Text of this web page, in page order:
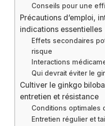
Conseils pour une
Précautions d’emploi,
indications essentielles
Effets secondaires
risque
Interactions
Qui devrait éviter le
Cultiver le ginkgo
entretien et résistance
Conditions optimales
Entretien régulier et